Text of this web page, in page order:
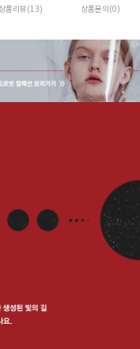
상품리뷰(13) 상품문의(0)